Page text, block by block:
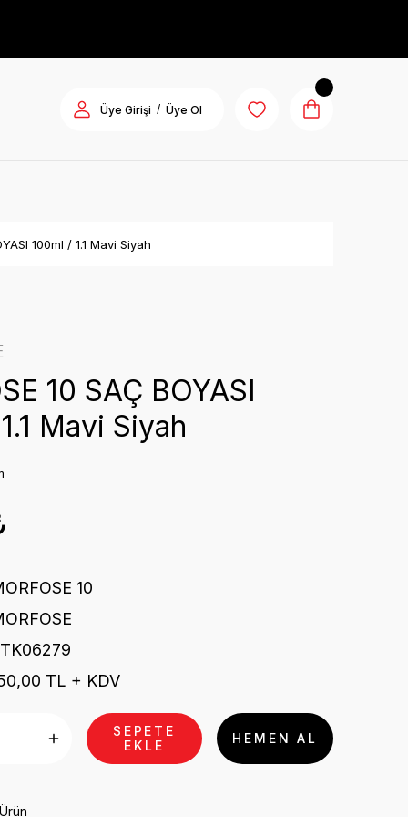
Üye Girişi / Üye Ol
100ml / 1.1 Mavi Siyah
10 SAÇ BOYASI
Mavi Siyah
10
TL + KDV
SEPETE
EKLE
HEMEN AL